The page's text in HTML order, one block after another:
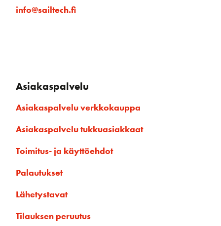
info@sailtech.fi
Asiakaspalvelu
Asiakaspalvelu verkkokauppa
Asiakaspalvelu tukkuasiakkaat
Toimitus- ja käyttöehdot
Palautukset
Lähetystavat
Tilauksen peruutus